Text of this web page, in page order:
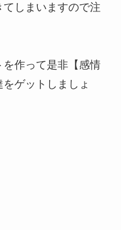
しまいますので注
を作って是非【感情
ゲットしましょ